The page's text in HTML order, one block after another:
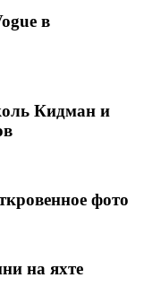
в
Кидман и
фото
на яхте